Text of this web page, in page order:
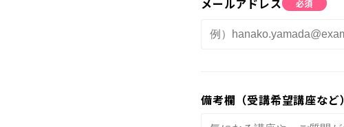
無料体験に申し込む
必須
備考欄（受講希望講座など）